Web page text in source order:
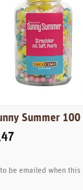
Summer 100
Huidige
€ 2,47.
be emailed when this